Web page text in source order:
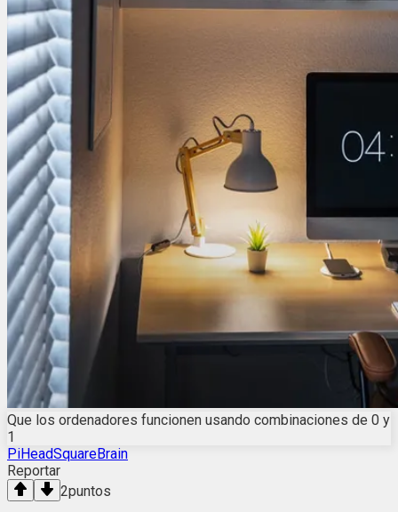
Que los ordenadores funcionen usando combinaciones de 0 y
1
PiHeadSquareBrain
Reportar
2puntos